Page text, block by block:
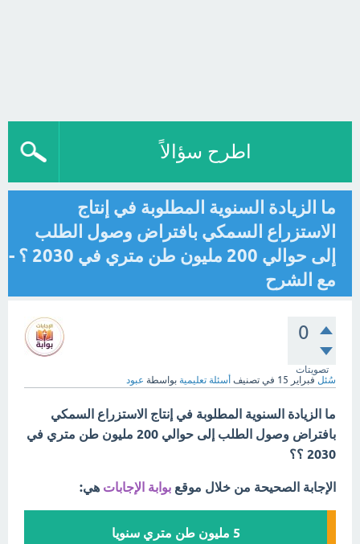
اطرح سؤالاً
ما الزيادة السنوية المطلوبة في إنتاج
الاستزراع السمكي بافتراض وصول الطلب
إلى حوالي 200 مليون طن متري في 2030 ؟ -
مع الشرح
0
تصويتات
سُئل فبراير 15 في تصنيف أسئلة تعليمية بواسطة عبود
ما الزيادة السنوية المطلوبة في إنتاج الاستزراع السمكي
بافتراض وصول الطلب إلى حوالي 200 مليون طن متري في
2030 ؟؟
الإجابة الصحيحة من خلال موقع بوابة الإجابات هي:
5 مليون طن متري سنويا